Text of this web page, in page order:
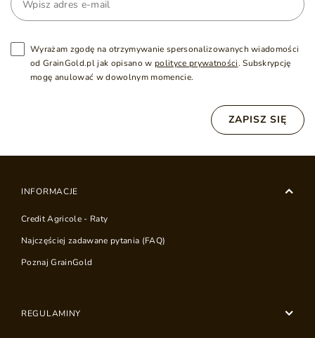
Wyrażam zgodę na otrzymywanie spersonalizowanych wiadomości
od GrainGold.pl jak opisano w polityce prywatności. Subskrypcję
mogę anulować w dowolnym momencie.
ZAPISZ SIĘ
INFORMACJE
Credit Agricole - Raty
Najczęściej zadawane pytania (FAQ)
Poznaj GrainGold
REGULAMINY